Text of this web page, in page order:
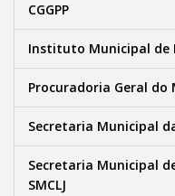
CGGPP
Instituto Municipal de
Procuradoria Geral do
Secretaria Municipal
Secretaria Municipal
SMCLJ